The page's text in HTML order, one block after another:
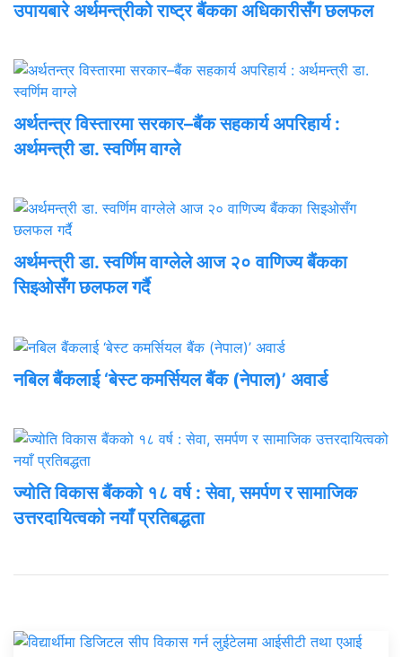
उपायबारे अर्थमन्त्रीको राष्ट्र बैंकका अधिकारीसँग छलफल
अर्थतन्त्र विस्तारमा सरकार–बैंक सहकार्य अपरिहार्य :
अर्थमन्त्री डा. स्वर्णिम वाग्ले
अर्थमन्त्री डा. स्वर्णिम वाग्लेले आज २० वाणिज्य बैंकका
सिइओसँग छलफल गर्दै
नबिल बैंकलाई ‘बेस्ट कमर्सियल बैंक (नेपाल)’ अवार्ड
ज्योति विकास बैंकको १८ वर्ष : सेवा, समर्पण र सामाजिक
उत्तरदायित्वको नयाँ प्रतिबद्धता